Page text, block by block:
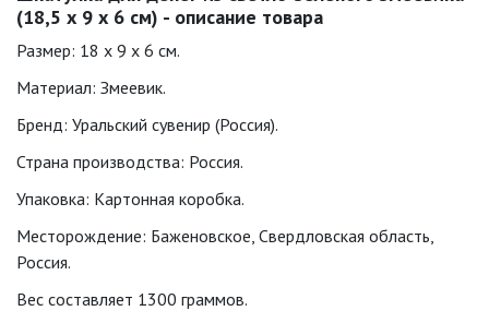
(18,5 х 9 х 6 см) - описание товара
Размер: 18 х 9 х 6 см.
Материал: Змеевик.
Бренд: Уральский сувенир (Россия).
Страна производства: Россия.
Упаковка: Картонная коробка.
Месторождение: Баженовское, Свердловская область,
Россия.
Вес составляет 1300 граммов.